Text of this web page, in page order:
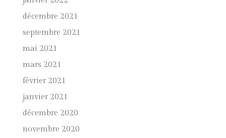
décembre 2021
septembre 2021
mai 2021
mars 2021
février 2021
janvier 2021
décembre 2020
novembre 2020